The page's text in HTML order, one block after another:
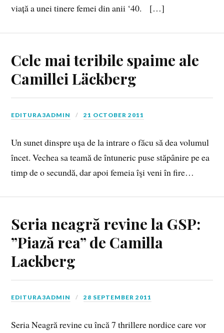
viață a unei tinere femei din anii ‘40. […]
Cele mai teribile spaime ale
Camillei Läckberg
EDITURA3ADMIN 21 OCTOBER 2011
Un sunet dinspre uşa de la intrare o făcu să dea volumul
încet. Vechea sa teamă de întuneric puse stăpânire pe ea
timp de o secundă, dar apoi femeia îşi veni în fire…
Seria neagră revine la GSP:
”Piază rea” de Camilla
Lackberg
EDITURA3ADMIN 28 SEPTEMBER 2011
Seria Neagră revine cu încă 7 thrillere nordice care vor